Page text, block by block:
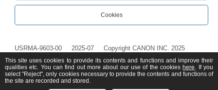
Cookies
USRMA-9603-00 2025-07 Copyright CANON INC. 2025
This site uses cookies to provide its contents and functions and improve their
qualities etc. You can find out more about our use of the cookies here. If you
select "Reject", only cookies necessary to provide the contents and functions of
the site are recorded and stored.